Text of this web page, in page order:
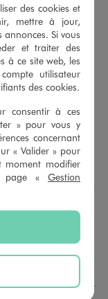
ticket de caisse,
de faire
Les tarifs
GÉMO d’un
cartes cadeau
plusieurs fois, pour
occasions.
des cookies et
mettre à jour,
annonces. Si vous
et traiter des
à ce site web, les
utilisateur
des cookies.
consentir à ces
» pour vous y
concernant
« Valider » pour
moment modifier
page « Gestion